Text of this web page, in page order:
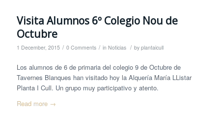
Visita Alumnos 6º Colegio Nou de
Octubre
1 December, 2015 / 0 Comments / in Noticias / by plantaicull
Los alumnos de 6 de primaria del colegio 9 de Octubre de
Tavernes Blanques han visitado hoy la Alquería María LListar
Planta I Cull. Un grupo muy participativo y atento.
Read more→